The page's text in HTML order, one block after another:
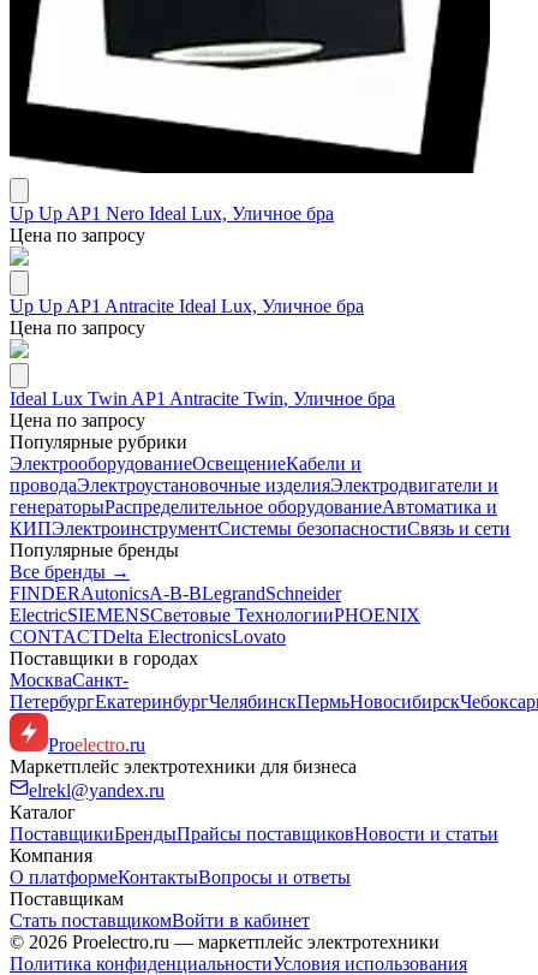
Up Up AP1 Nero Ideal Lux, Уличное бра
Цена по запросу
Up Up AP1 Antracite Ideal Lux, Уличное бра
Цена по запросу
Ideal Lux Twin AP1 Antracite Twin, Уличное бра
Цена по запросу
Популярные рубрики
ЭлектрооборудованиеОсвещениеКабели и
проводаЭлектроустановочные изделияЭлектродвигатели и
генераторыРаспределительное оборудованиеАвтоматика и
КИПЭлектроинструментСистемы безопасностиСвязь и сети
Популярные бренды
Все бренды →
FINDERAutonicsA-B-BLegrandSchneider
ElectricSIEMENSСветовые ТехнологииPHOENIX
CONTACTDelta ElectronicsLovato
Поставщики в городах
МоскваСанкт-
ПетербургЕкатеринбургЧелябинскПермьНовосибирск
Proelectro.ru
Маркетплейс электротехники для бизнеса
elrekl@yandex.ru
Каталог
ПоставщикиБрендыПрайсы поставщиковНовости и статьи
Компания
О платформеКонтактыВопросы и ответы
Поставщикам
Стать поставщикомВойти в кабинет
© 2026 Proelectro.ru — маркетплейс электротехники
Политика конфиденциальностиУсловия использования